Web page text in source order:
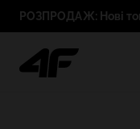
РОЗПРОДАЖ: Нові